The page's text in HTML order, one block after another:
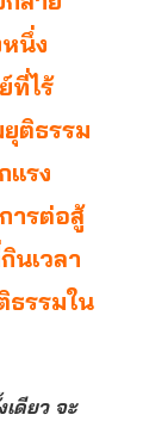
นึ่ง
ที่ไร้
ติธรรม
แรง
ารต่อสู้
นเวลา
ธรรมใน
ดียว จะ